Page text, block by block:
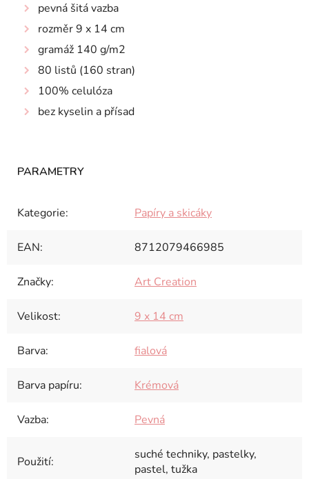
pevná šitá vazba
rozměr 9 x 14 cm
gramáž 140 g/m2
80 listů (160 stran)
100% celulóza
bez kyselin a přísad
Kategorie: Papíry a skicáky
EAN: 8712079466985
Značky: Art Creation
Velikost: 9 x 14 cm
Barva: fialová
Barva papíru: Krémová
Vazba: Pevná
Použití:
suché techniky, pastelky,
pastel, tužka